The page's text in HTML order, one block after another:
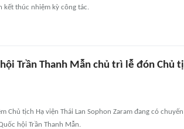
kết thúc nhiệm kỳ công tác.
Trần Thanh Mẫn chủ trì lễ đón Chủ
Chủ tịch Hạ viện Thái Lan Sophon Zaram đang có
hội Trần Thanh Mẫn.